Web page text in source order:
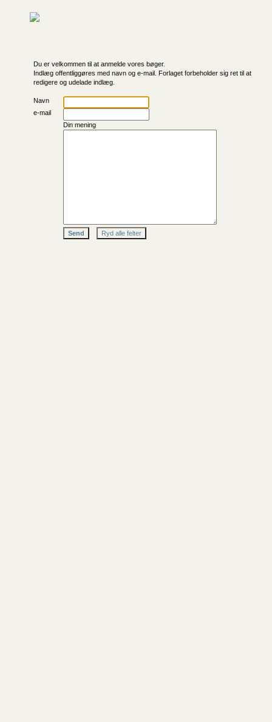
Du er velkommen til at anmelde vores bøger.
Indlæg offentliggøres med navn og e-mail. Forlaget forbeholder sig ret til at
redigere og udelade indlæg.
Navn
e-mail
Din mening